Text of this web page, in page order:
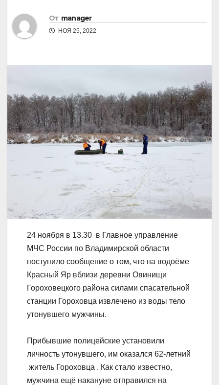
От manager
НОЯ 25, 2022
24 ноября в 13.30 в Главное управление
МЧС России по Владимирской области
поступило сообщение о том, что на водоёме
Красный Яр вблизи деревни Овинищи
Гороховецкого района силами спасательной
станции Гороховца извлечено из воды тело
утонувшего мужчины.
Прибывшие полицейские установили
личность утонувшего, им оказался 62-летний
житель Гороховца . Как стало известно,
мужчина ещё накануне отправился на